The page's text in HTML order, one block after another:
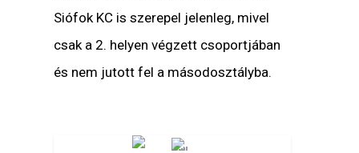
Siófok KC is szerepel jelenleg, mivel
csak a 2. helyen végzett csoportjában
és nem jutott fel a másodosztályba.